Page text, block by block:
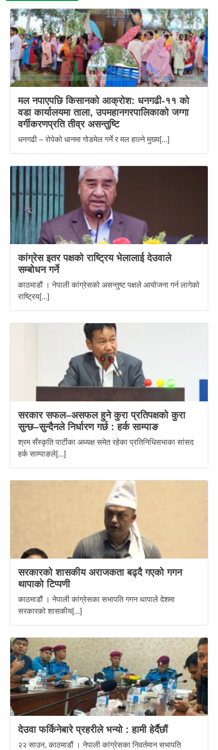
मल नपाएपछि किसानको आक्रोश: धनगढी-११ को
वडा कार्यालयमा ताला, उपमहानगरपालिकाको जग्गा
वर्गीकरणप्रति तीव्र असन्तुष्टि
धनगढी – रोपेको धानमा गोडमेल गर्ने र मल हाल्ने मुख्य[...]
कांग्रेस इतर पक्षको राष्ट्रिय भेलालाई देउवाले
सम्बोधन गर्ने
काठमाडौं । नेपाली कांग्रेसको असन्तुष्ट पक्षले आयोजना गर्न लागेको
राष्ट्रिय[...]
सरकार सफल–असफल हुने कुरा प्रतिपक्षको कुरा
सुन्छ–सुन्दैनले निर्धारण गर्छ : हर्क साम्पाङ
श्रम सँस्कृति पार्टीका अध्यक्ष समेत रहेका प्रतिनिधिसभाका सांसद
हर्क साम्पाङले[...]
सरकारको शासकीय अराजकता बढ्दै गएको गगन
थापाको टिप्पणी
काठमाडौं । नेपाली कांग्रेसका सभापति गगन थापाले देशमा
सरकारको शासकीय[...]
देउवा फर्किनेबारे प्रहरीले भन्यो : हामी हेर्दैछौं
२२ साउन, काठमाडौं । नेपाली कांग्रेसका निवर्तमान सभापति